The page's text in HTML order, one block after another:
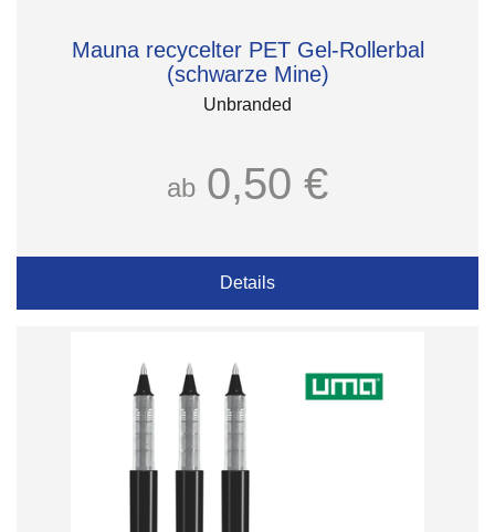
Mauna recycelter PET Gel-Rollerbal
(schwarze Mine)
Unbranded
ab 0,50 €
Details